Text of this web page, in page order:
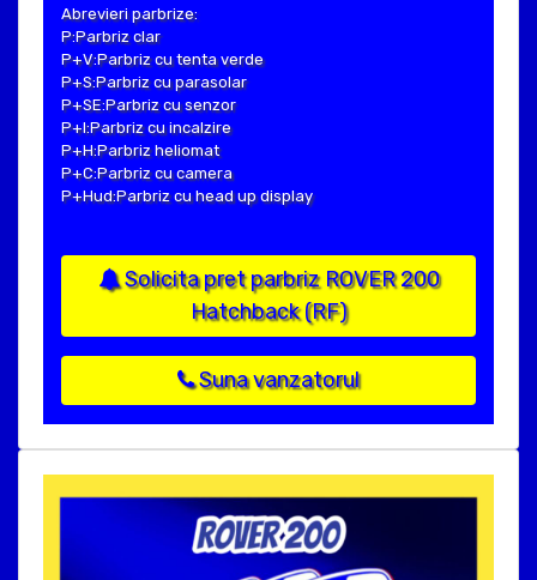
Abrevieri parbrize:
P:Parbriz clar
P+V:Parbriz cu tenta verde
P+S:Parbriz cu parasolar
P+SE:Parbriz cu senzor
P+I:Parbriz cu incalzire
P+H:Parbriz heliomat
P+C:Parbriz cu camera
P+Hud:Parbriz cu head up display
Solicita pret parbriz ROVER 200
Hatchback (RF)
Suna vanzatorul